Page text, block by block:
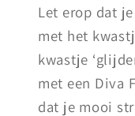
Let erop dat
met het
kwastje
met een Diva
dat je mooi